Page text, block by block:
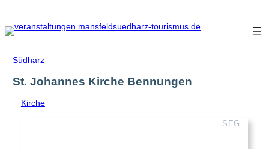
Inhalt
springen
Südharz
St. Johannes Kirche Bennungen
Kirche
SEG